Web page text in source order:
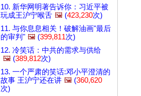
10. 新华网明著告诉你：习近平被
玩成王沪宁喉舌 🖼️ (423,230次)
11. 与你息息相关！破解油画"最后
的审判" 🖼️ (399,811次)
12. 冷笑话：中共的需求与供给
🖼️ (389,812次)
13. 一个严肃的笑话:邓小平澄清的
故事 王沪宁还在讲 🖼️ (360,620
次)